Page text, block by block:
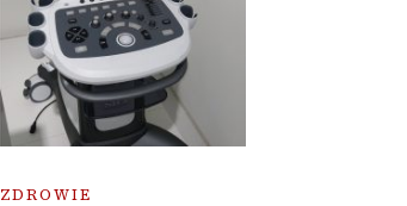
ZDROWIE